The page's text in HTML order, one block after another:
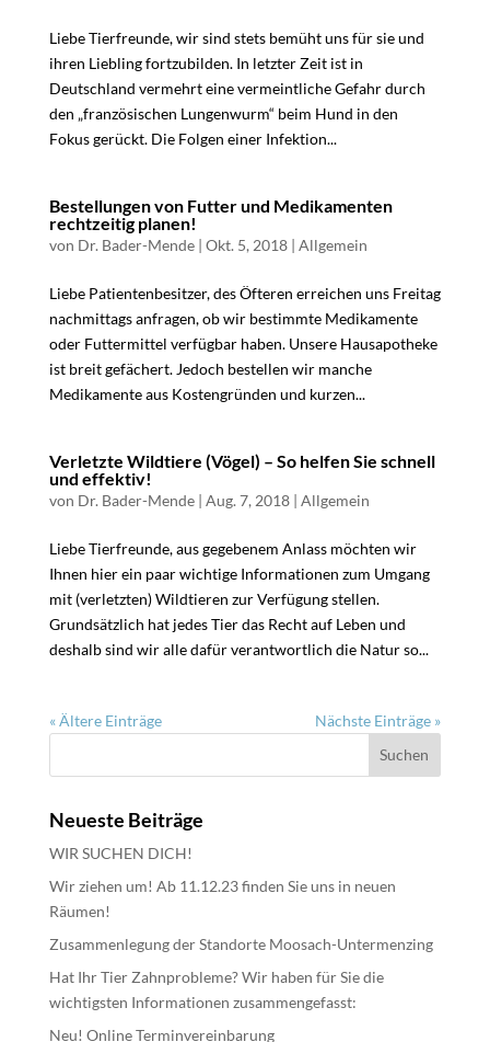
Liebe Tierfreunde, wir sind stets bemüht uns für sie und
ihren Liebling fortzubilden. In letzter Zeit ist in
Deutschland vermehrt eine vermeintliche Gefahr durch
den „französischen Lungenwurm“ beim Hund in den
Fokus gerückt. Die Folgen einer Infektion...
Bestellungen von Futter und Medikamenten
rechtzeitig planen!
von Dr. Bader-Mende| Okt. 5, 2018| Allgemein
Liebe Patientenbesitzer, des Öfteren erreichen uns Freitag
nachmittags anfragen, ob wir bestimmte Medikamente
oder Futtermittel verfügbar haben. Unsere Hausapotheke
ist breit gefächert. Jedoch bestellen wir manche
Medikamente aus Kostengründen und kurzen...
Verletzte Wildtiere (Vögel) – So helfen Sie schnell
und effektiv!
von Dr. Bader-Mende| Aug. 7, 2018| Allgemein
Liebe Tierfreunde, aus gegebenem Anlass möchten wir
Ihnen hier ein paar wichtige Informationen zum Umgang
mit (verletzten) Wildtieren zur Verfügung stellen.
Grundsätzlich hat jedes Tier das Recht auf Leben und
deshalb sind wir alle dafür verantwortlich die Natur so...
« Ältere Einträge Nächste Einträge »
Neueste Beiträge
WIR SUCHEN DICH!
Wir ziehen um! Ab 11.12.23 finden Sie uns in neuen
Räumen!
Zusammenlegung der Standorte Moosach-Untermenzing
Hat Ihr Tier Zahnprobleme? Wir haben für Sie die
wichtigsten Informationen zusammengefasst:
Neu! Online Terminvereinbarung